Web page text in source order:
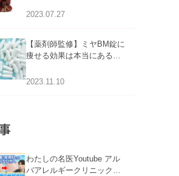
2023.07.27
【薬剤師監修】ミヤBM錠に
痩せる効果は本当にある
2023.11.10
わたしの名医Youtube アル
バアレルギークリニック札